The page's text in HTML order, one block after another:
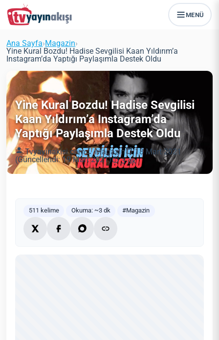
MENÜ
Ana Sayfa›Magazin›
Yine Kural Bozdu! Hadise Sevgilisi Kaan Yıldırım’a
Instagram’da Yaptığı Paylaşımla Destek Oldu
Yine Kural Bozdu! Hadise Sevgilisi
Kaan Yıldırım’a Instagram’da
Yaptığı Paylaşımla Destek Oldu
Tvyayinakisi.com Magazin
18 Mart 2021
(Güncellendi: 19 Mart 2021)
3 dk
511 kelime Okuma: ~3 dk #Magazin